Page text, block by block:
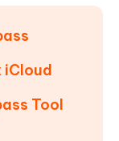
iCloud
Tool